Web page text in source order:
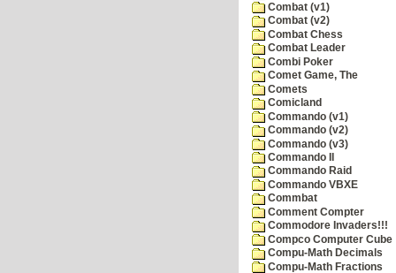
Combat (v1)
Combat (v2)
Combat Chess
Combat Leader
Combi Poker
Comet Game, The
Comets
Comicland
Commando (v1)
Commando (v2)
Commando (v3)
Commando II
Commando Raid
Commando VBXE
Commbat
Comment Compter
Commodore Invaders!!!
Compco Computer Cube
Compu-Math Decimals
Compu-Math Fractions